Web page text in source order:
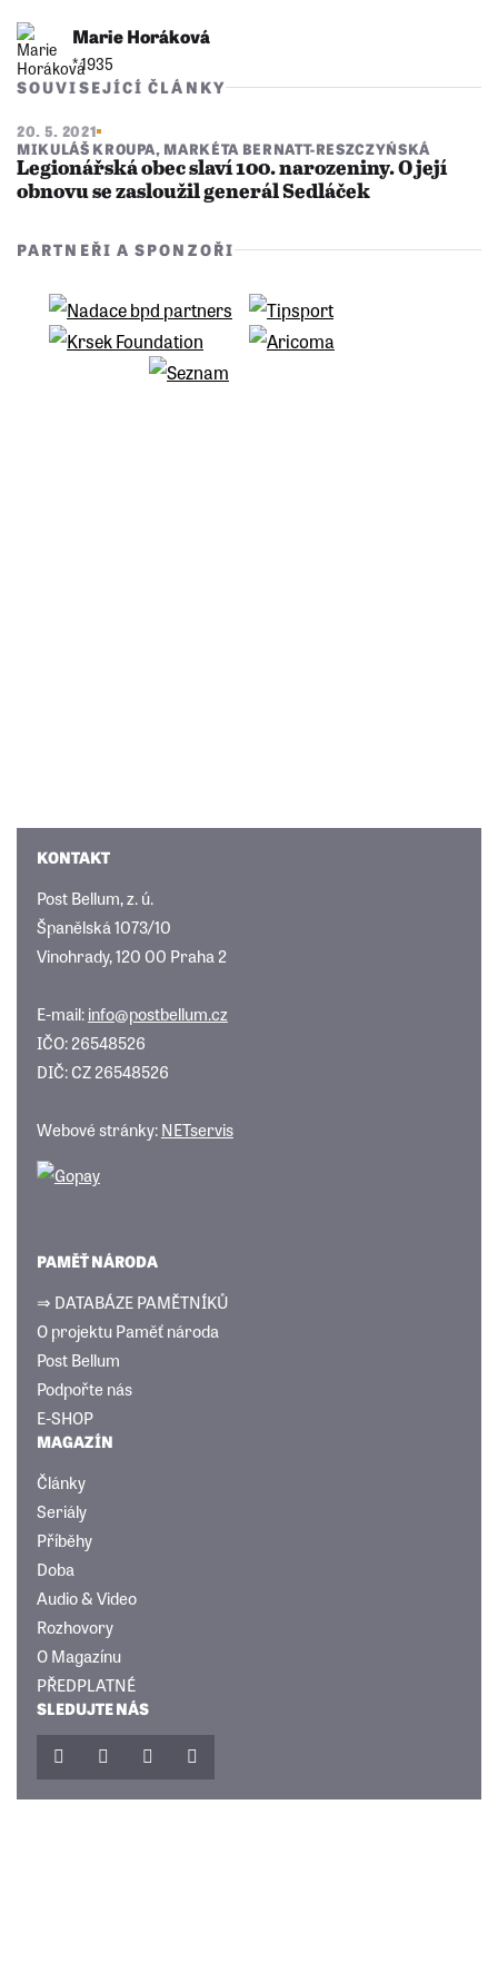
Marie Horáková
* 1935
SOUVISEJÍCÍ ČLÁNKY
20. 5. 2021
MIKULÁŠ KROUPA, MARKÉTA BERNATT-RESZCZYŃSKÁ
Legionářská obec slaví 100. narozeniny. O její
obnovu se zasloužil generál Sedláček
PARTNEŘI A SPONZOŘI
KONTAKT
Post Bellum, z. ú.
Španělská 1073/10
Vinohrady, 120 00 Praha 2
E-mail:info@postbellum.cz
IČO: 26548526
DIČ: CZ 26548526
Webové stránky:NETservis
PAMĚŤ NÁRODA
⇒ DATABÁZE PAMĚTNÍKŮ
O projektu Paměť národa
Post Bellum
Podpořte nás
E-SHOP
MAGAZÍN
Články
Seriály
Příběhy
Doba
Audio & Video
Rozhovory
O Magazínu
PŘEDPLATNÉ
SLEDUJTE NÁS